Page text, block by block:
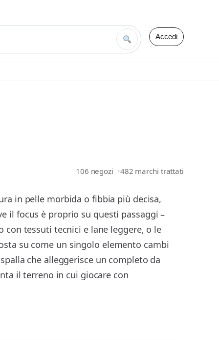
Accedi
106 negozi 482 marchi trattati
in pelle morbida o fibbia più decisa,
il focus è proprio su questi passaggi –
con tessuti tecnici e lane leggere, o le
su come un singolo elemento cambi
che alleggerisce un completo da
il terreno in cui giocare con